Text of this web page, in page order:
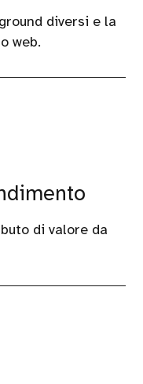
diversi e la
web.
di valore da